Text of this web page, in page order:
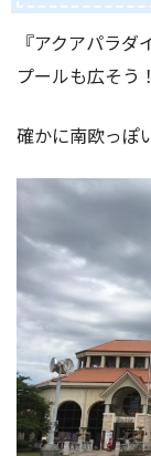
『アクアパラ
プールも広そう
確かに南欧っぽ